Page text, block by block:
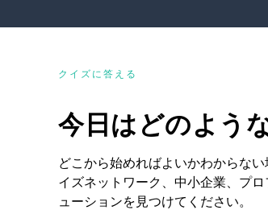
クイズに答える
今日はどのよう
どこから始めればよいかわからな
イズネットワーク、中小企業、プ
ューションを見つけてください。